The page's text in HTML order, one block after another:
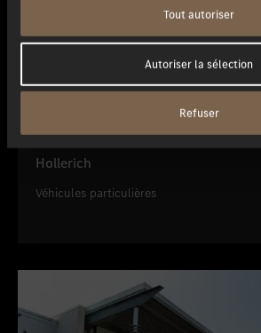
Tout autoriser
Autoriser la sélection
Refuser
Hollerich
Véhicules particulières